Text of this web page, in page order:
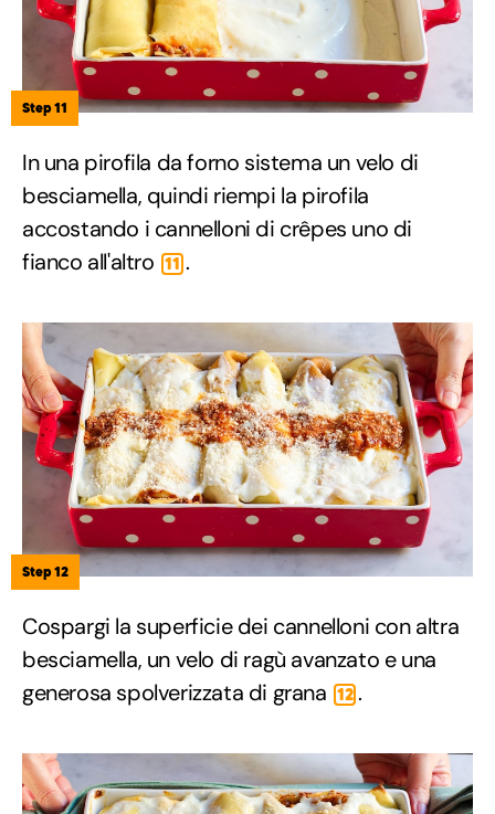
Step 11
In una pirofila da forno sistema un velo di
besciamella, quindi riempi la pirofila
accostando i cannelloni di crêpes uno di
fianco all'altro 11 .
Step 12
Cospargi la superficie dei cannelloni con altra
besciamella, un velo di ragù avanzato e una
generosa spolverizzata di grana 12 .